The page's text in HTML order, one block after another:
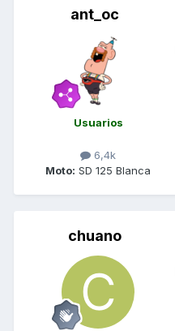
ant_oc
Usuarios
6,4k
Moto: SD 125 Blanca
chuano